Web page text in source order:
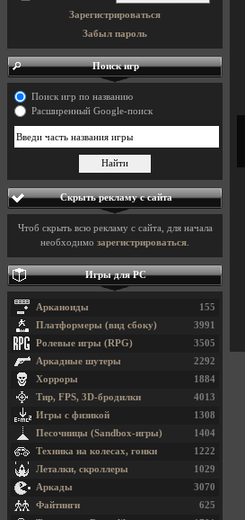
Зарегистрироваться
Забыл пароль
Поиск игр
Поиск игр по названию
Расширенный Google-поиск
Скрыть рекламу с сайта
Чтоб скрыть всю рекламу с сайта, для начала
необходимо зарегистрироваться
Игры для PC
155
Арканоиды
3991
Платформеры (вид сбоку)
3505
Ролевые игры (RPG)
2292
Аркадные шутеры
1884
Хорроры
4013
Тир, FPS, 3D-бродилки
1308
Игры с физикой
1404
Песочницы (Sandbox-игры)
1222
Техника на колесах, гонки
1029
Леталки, скроллеры
3070
Аркады
625
Файтинги